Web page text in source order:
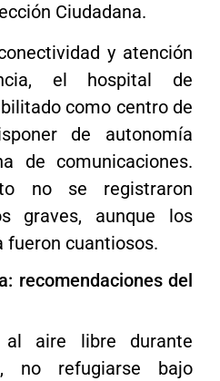
Ciudadana.
y atención
el hospital de
como centro de
de autonomía
de comunicaciones.
no se registraron
graves, aunque los
fueron cuantiosos.
recomendaciones del
al aire libre durante
no refugiarse bajo